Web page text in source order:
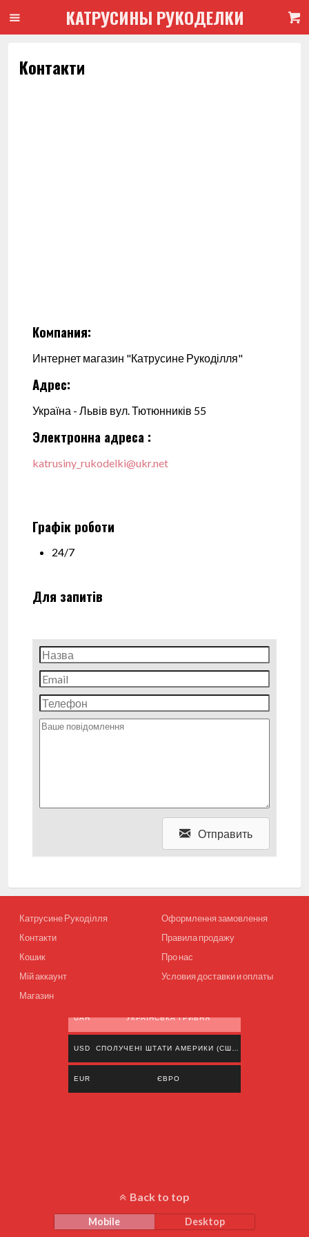
КАТРУСИНЫ РУКОДЕЛКИ
Контакти
Компания:
Интернет магазин "Катрусине Рукоділля"
Адрес:
Україна - Львів вул. Тютюнників 55
Электронна адреса :
katrusiny_rukodelki@ukr.net
Графік роботи
24/7
Для запитів
Отправить
Катрусине Рукоділля
Контакти
Кошик
Мій аккаунт
Магазин
Оформлення замовлення
Правила продажу
Про нас
Условия доставки и оплаты
UAH УКРАЇНСЬКА ГРИВНЯ
USD
EUR ЄВРО
Back to top
Mobile Desktop